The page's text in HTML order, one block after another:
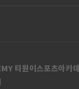
티원이스포츠아카데